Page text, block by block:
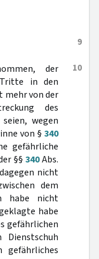
9
10
der
in den
mehr von der
des
wegen
von § 340
gefährliche
§§ 340Abs.
nicht
dem
habe nicht
habe
gefährlichen
gefährliches